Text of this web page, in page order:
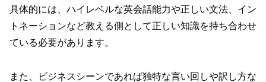
具体的には、ハイレベルな英会話能力や正しい文法、イン
トネーションなど教える側として正しい知識を持ち合わせ
ている必要があります。
また、ビジネスシーンであれば独特な言い回しや訳し方な